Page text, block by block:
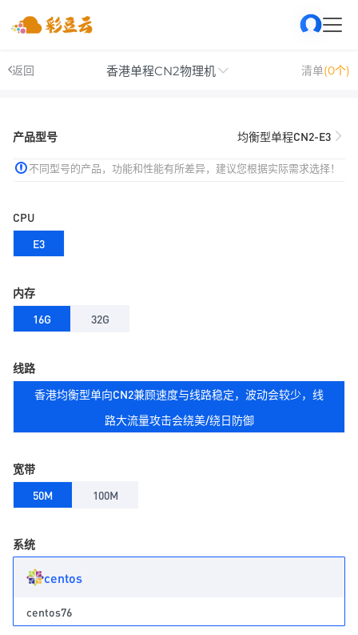
返回 香港单程CN2物理机 清单(0个)
产品型号 均衡型单程CN2-E3
不同型号的产品，功能和性能有所差异，建议您根据实际需求选择！
CPU
E3
内存
16G
32G
线路
香港均衡型单向CN2兼顾速度与线路稳定，波动会较少，线
路大流量攻击会绕美/绕日防御
宽带
50M
100M
系统
centos
centos76